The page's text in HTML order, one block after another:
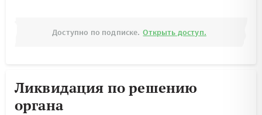
Доступно по подписке. Открыть доступ.
Ликвидация по решению
органа